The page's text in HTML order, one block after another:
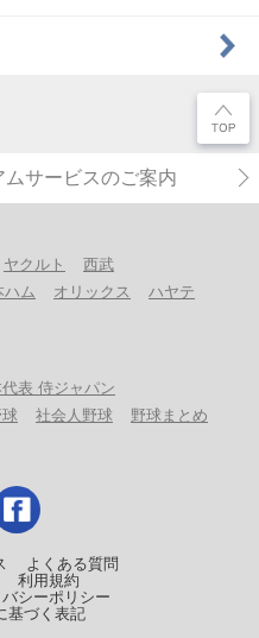
ムサービスのご案内
ヤクルト
西武
ハム オリックス
ハヤテ
表 侍ジャパン
社会人野球 野球まとめ
よくある質問
利用規約
シーポリシー
基づく表記